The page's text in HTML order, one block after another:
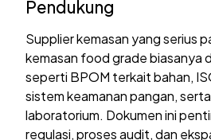
Pendukung
Supplier kemasan yang serius
kemasan food grade biasanya
seperti BPOM terkait bahan,
sistem keamanan pangan,
laboratorium. Dokumen ini
regulasi, proses audit, dan